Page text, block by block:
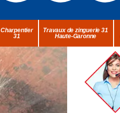
Charpentier
31
Travaux de zinguerie 31
Haute-Garonne